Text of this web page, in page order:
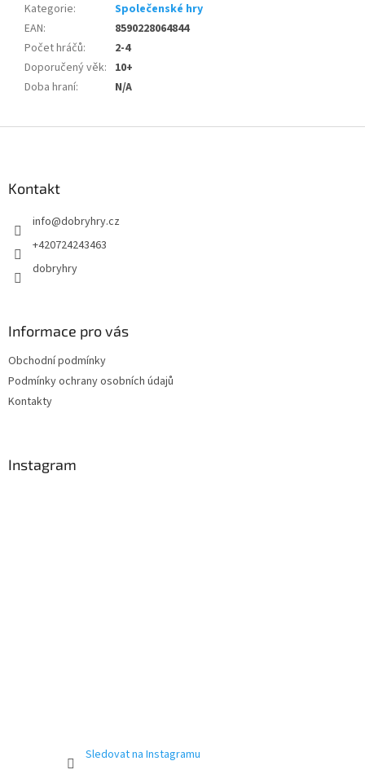
Kategorie:
Společenské hry
EAN:
8590228064844
Počet hráčů:
2-4
Doporučený věk: 10+
Doba hraní: N/A
Kontakt
info@dobryhry.cz
+420724243463
dobryhry
Informace pro vás
Obchodní podmínky
Podmínky ochrany osobních údajů
Kontakty
Instagram
Sledovat na Instagramu